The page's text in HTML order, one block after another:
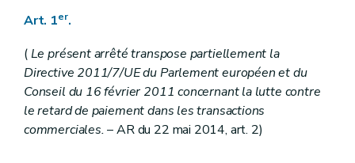
Section 9
Art. 54
Art. 56
Art.56/1
Art. 57
Art. 58
Art. 59
Art. 60
Art. 1er.
(Le présent arrêté transpose partiellement la
Directive 2011/7/UE du Parlement européen et du
Conseil du 16 février 2011 concernant la lutte contre
le retard de paiement dans les transactions
commerciales.– AR du 22 mai 2014, art. 2)